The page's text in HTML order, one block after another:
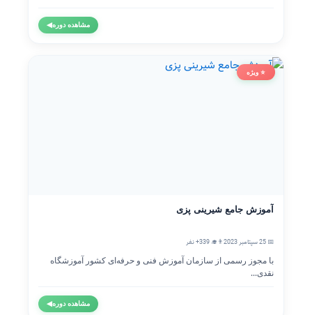
مشاهده دوره◀
⭐ ویژه
آموزش جامع شیرینی پزی
📅 25 سپتامبر 2023
👨‍🎓 339+ نفر
با مجوز رسمی از سازمان آموزش فنی و حرفه‌ای کشور آموزشگاه
نقدی...
مشاهده دوره◀